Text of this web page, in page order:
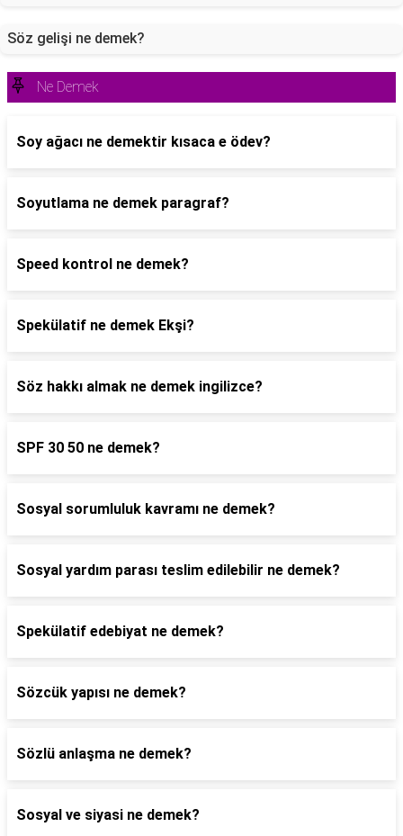
Söz gelişi ne demek?
Ne Demek
Soy ağacı ne demektir kısaca e ödev?
Soyutlama ne demek paragraf?
Speed kontrol ne demek?
Spekülatif ne demek Ekşi?
Söz hakkı almak ne demek ingilizce?
SPF 30 50 ne demek?
Sosyal sorumluluk kavramı ne demek?
Sosyal yardım parası teslim edilebilir ne demek?
Spekülatif edebiyat ne demek?
Sözcük yapısı ne demek?
Sözlü anlaşma ne demek?
Sosyal ve siyasi ne demek?